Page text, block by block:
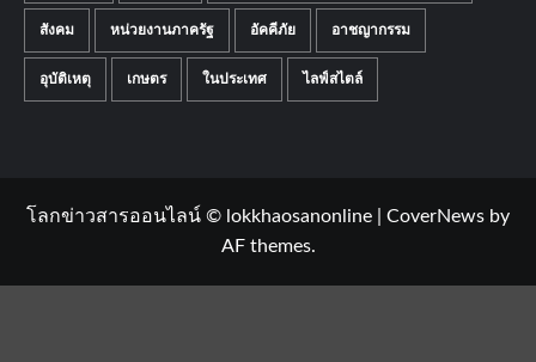
สังคม หน่วยงานภาครัฐ อัคคีภัย อาชญากรรม
อุบัติเหตุ เกษตร ในประเทศ ไลฟ์สไตล์
โลกข่าวสารออนไลน์ © lokkhaosanonline CoverNews by
AF themes.